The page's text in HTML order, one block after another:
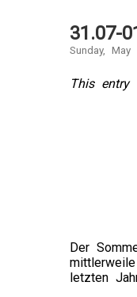
31.07-
Sunday, May
This entry
Der
letzten